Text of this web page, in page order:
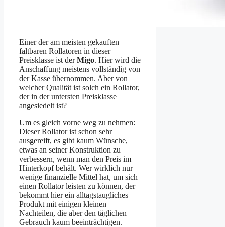
Einer der am meisten gekauften
faltbaren Rollatoren in dieser
Preisklasse ist derMigo. Hier wird die
Anschaffung meistens vollständig von
der Kasse übernommen. Aber von
welcher Qualität ist solch ein Rollator,
der in der untersten Preisklasse
angesiedelt ist?
Um es gleich vorne weg zu nehmen:
Dieser Rollator ist schon sehr
ausgereift, es gibt kaum Wünsche,
etwas an seiner Konstruktion zu
verbessern, wenn man den Preis im
Hinterkopf behält. Wer wirklich nur
wenige finanzielle Mittel hat, um sich
einen Rollator leisten zu können, der
bekommt hier ein alltagstaugliches
Produkt mit einigen kleinen
Nachteilen, die aber den täglichen
Gebrauch kaum beeinträchtigen.